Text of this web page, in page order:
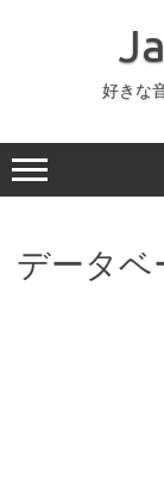
ッ
プ
好きな
データベ